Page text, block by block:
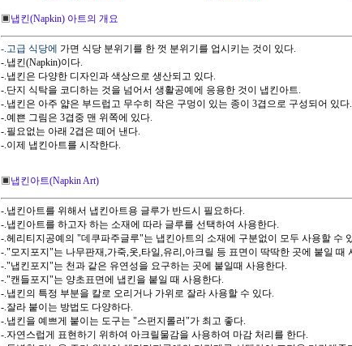
▣ 냅킨(Napkin) 아트의 개요
-.고급 식당에 가면 식당 분위기를 한 껏 분위기를 업시키는 것이 있다.
-.냅킨(Napkin)이다.
-.냅킨은 다양한 디자인과 색상으로 생산되고 있다.
-.단지 식탁을 코디하는 것을 넘어서 생활공예에 응용한 것이 냅킨아트.
-.냅킨은 아주 얇은 부드럽고 무수히 작은 구멍이 있는 종이 3겹으로 구성되어 있다.
-.예쁜 그림은 3겹중 맨 위쪽에 있다.
-.필요없는 아래 2겹은 떼어 낸다.
-.이제 냅킨아트를 시작한다.
▣ 냅킨아트(Napkin Art)
-.냅킨아트를 위해서 냅킨아트용 글루가 반드시 필요하다.
-.냅킨아트를 하고자 하는 소재에 따라 글루를 선택하여 사용한다.
-.헤리티지공예의 "데쿠파주글루"는 냅킨아트의 소재에 구분없이 모두 사용할 수
-."모지포지"는 나무판재,가죽,옷,타일,유리,아크릴 등 표면이 딱딱한 곳에 붙일 때
-."냅킨포지"는 천과 같은 유연성을 요구하는 곳에 붙일때 사용한다.
-."캔들포지"는 양초표면에 냅킨을 붙일 때 사용한다.
-.냅킨의 특정 부분을 칼로 오리거나 가위로 잘라 사용할 수 있다.
-.잘라 붙이는 방법도 다양하다.
-.냅킨을 예쁘게 붙이는 도구는 "스펀지롤러"가 최고 좋다.
-.자연스럽게 표현하기 위하여 아크릴물감을 사용하여 마감 처리를 한다.